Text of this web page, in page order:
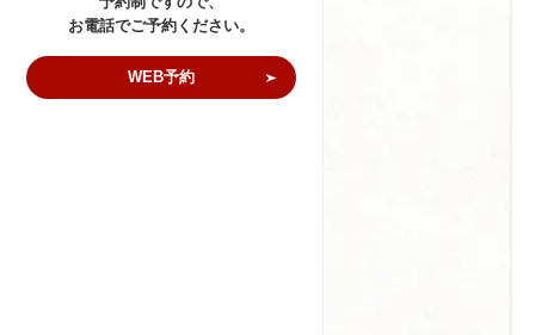
お電話でご予約ください。
WEB予約